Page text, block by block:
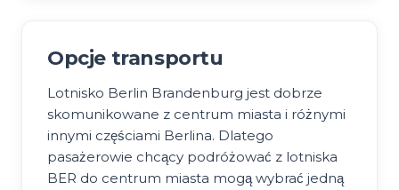
Opcje transportu
Lotnisko Berlin Brandenburg jest dobrze
skomunikowane z centrum miasta i różnymi
innymi częściami Berlina. Dlatego
pasażerowie chcący podróżować z lotniska
BER do centrum miasta mogą wybrać jedną